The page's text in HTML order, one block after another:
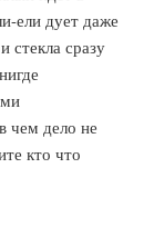
ели дует даже
стекла сразу
чем дело не
кто что